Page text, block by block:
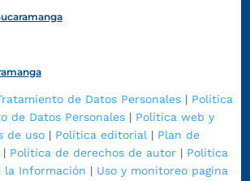
de Datos Personales| Política
de Datos Personales | Política web y
de uso | Política editorial | Plan de
Política de derechos de autor| Política
la Información | Uso y monitoreo pagina